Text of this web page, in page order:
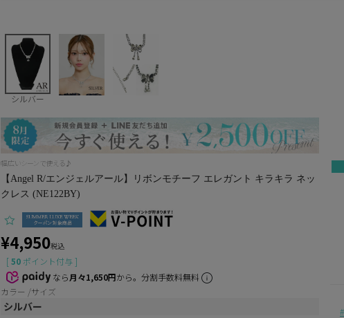
シルバー
幅広いシーンで使える♪
【Angel R/エンジェルアール】リボンモチーフ エレガント キラキラ ネッ
クレス (NE122BY)
¥4,950税込
[50 ポイント付与 ]
なら月々1,650円から。分割手数料無料
カラー
サイズ
シルバー